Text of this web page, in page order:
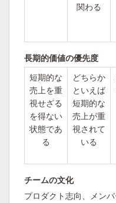
関わる
長期的価値の優先度
短期的な
売上を重
視せざる
を得ない
状態であ
る
どちらか
といえば
短期的な
売上が重
視されて
いる
チームの文化
プロダクト志向、メン